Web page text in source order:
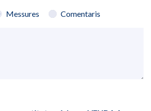
Messures Comentaris